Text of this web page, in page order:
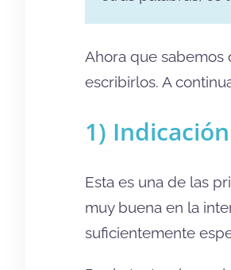
Ahora que sabemos
escribirlos. A
1)
Esta es una de las
muy buena en la
suficientemente